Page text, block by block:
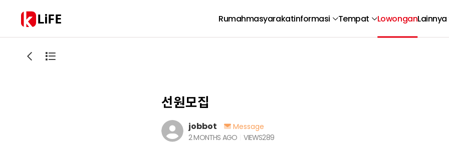
LiFE Rumahmasyarakatinformasi Tempat LowonganLainnya
선원모집
jobbot
Message
2 MONTHS AGO
VIEWS289